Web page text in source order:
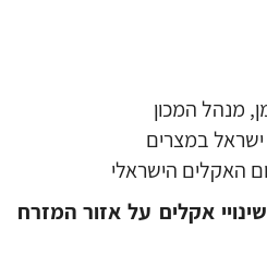
מנהל המכון
ישראל במצרים
האקלים הישראלי
שינויי אקלים על אזור המזרח